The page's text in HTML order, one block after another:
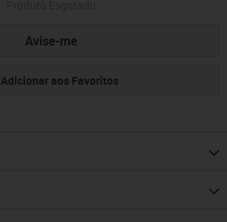
Avise-me
Adicionar aos Favoritos